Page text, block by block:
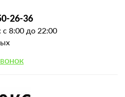
26-36
8:00 до 22:00